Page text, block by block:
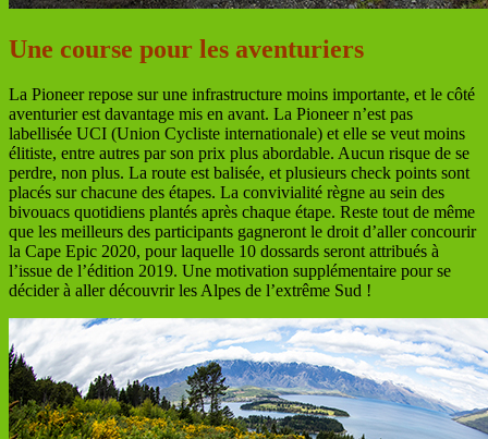
Une course pour les aventuriers
La Pioneer repose sur une infrastructure moins importante, et le côté
aventurier est davantage mis en avant. La Pioneer n’est pas
labellisée UCI (Union Cycliste internationale) et elle se veut moins
élitiste, entre autres par son prix plus abordable. Aucun risque de se
perdre, non plus. La route est balisée, et plusieurs check points sont
placés sur chacune des étapes. La convivialité règne au sein des
bivouacs quotidiens plantés après chaque étape. Reste tout de même
que les meilleurs des participants gagneront le droit d’aller concourir
la Cape Epic 2020, pour laquelle 10 dossards seront attribués à
l’issue de l’édition 2019. Une motivation supplémentaire pour se
décider à aller découvrir les Alpes de l’extrême Sud !